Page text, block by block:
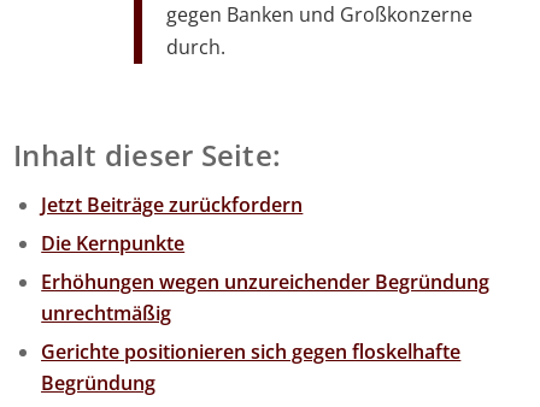
gegen Banken und Großkonzerne
durch.
Inhalt dieser Seite:
Jetzt Beiträge zurückfordern
Die Kernpunkte
Erhöhungen wegen unzureichender Begründung
unrechtmäßig
Gerichte positionieren sich gegen floskelhafte
Begründung